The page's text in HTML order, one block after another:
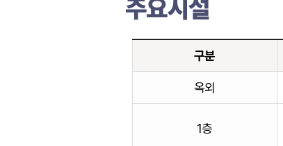
주요시설
요
구분
옥외
1층